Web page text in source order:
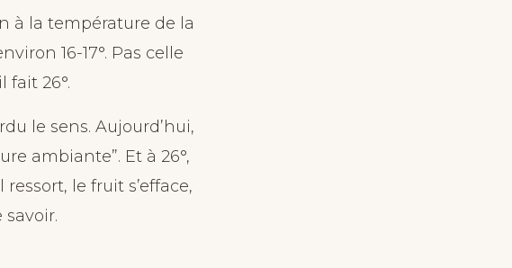
à la température de la
16-17°. Pas celle
fait 26°.
le sens. Aujourd’hui,
ambiante”. Et à 26°,
ressort, le fruit s’efface,